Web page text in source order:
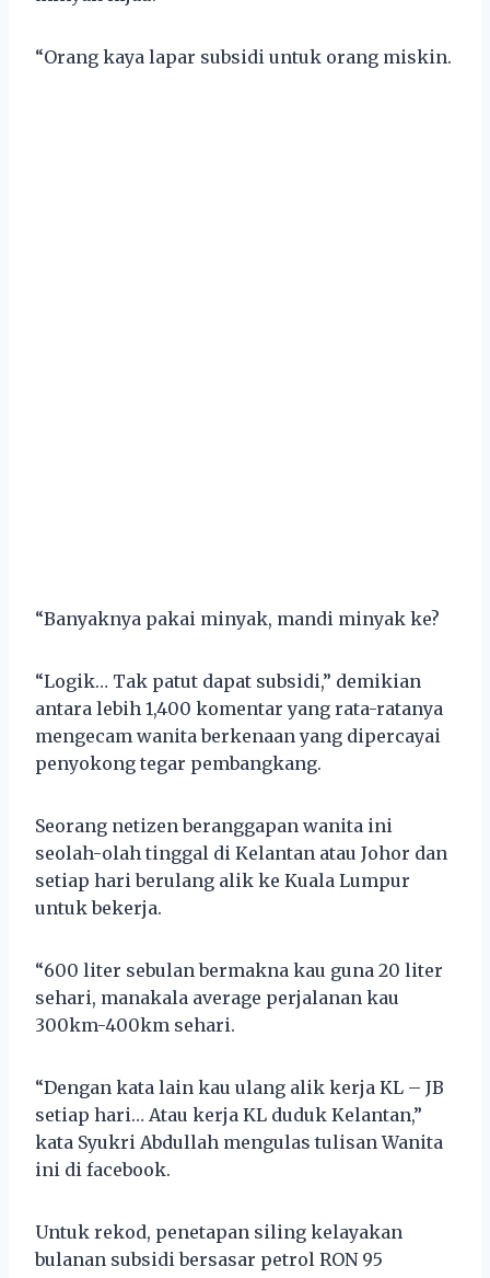
“Orang kaya lapar subsidi untuk orang miskin.
“Banyaknya pakai minyak, mandi minyak ke?
“Logik… Tak patut dapat subsidi,” demikian
antara lebih 1,400 komentar yang rata-ratanya
mengecam wanita berkenaan yang dipercayai
penyokong tegar pembangkang.
Seorang netizen beranggapan wanita ini
seolah-olah tinggal di Kelantan atau Johor dan
setiap hari berulang alik ke Kuala Lumpur
untuk bekerja.
“600 liter sebulan bermakna kau guna 20 liter
sehari, manakala average perjalanan kau
300km-400km sehari.
“Dengan kata lain kau ulang alik kerja KL – JB
setiap hari… Atau kerja KL duduk Kelantan,”
kata Syukri Abdullah mengulas tulisan Wanita
ini di facebook.
Untuk rekod, penetapan siling kelayakan
bulanan subsidi bersasar petrol RON 95